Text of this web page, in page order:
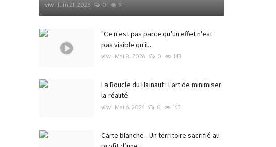
viw Juin 21, 2026 0 91
"Ce n'est pas parce qu'un effet n'est
pas visible qu'il...
viw Mai 8, 2026 0 143
La Boucle du Hainaut : l'art de minimiser
la réalité
viw Mai 6, 2026 0 165
Carte blanche - Un territoire sacrifié au